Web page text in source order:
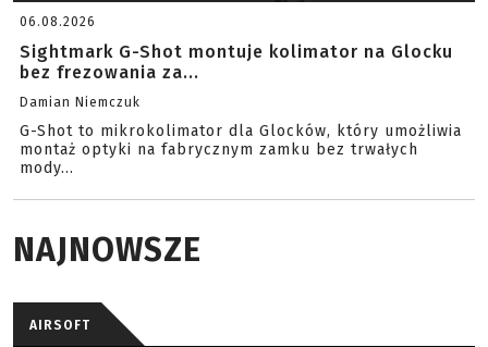
06.08.2026
Sightmark G-Shot montuje kolimator na Glocku
bez frezowania za...
Damian Niemczuk
G-Shot to mikrokolimator dla Glocków, który umożliwia
montaż optyki na fabrycznym zamku bez trwałych
mody...
NAJNOWSZE
AIRSOFT